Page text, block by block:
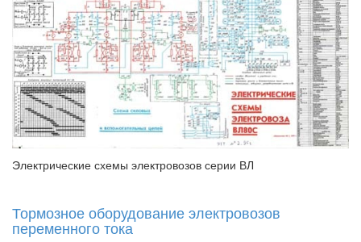
Электрические схемы электровозов серии ВЛ
Тормозное оборудование электровозов
переменного тока